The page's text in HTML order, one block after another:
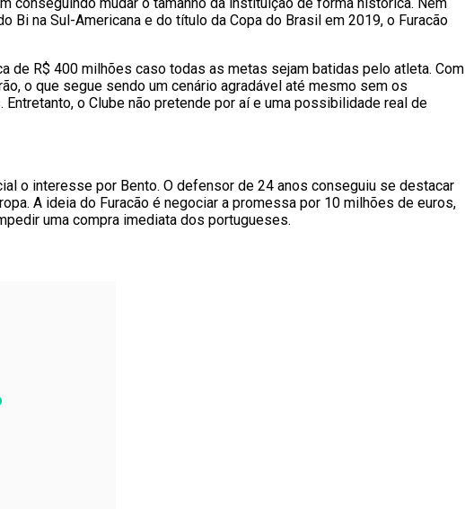
conseguindo mudar o tamanho da instituição de forma histórica. Nem
Bi na Sul-Americana e do título da Copa do Brasil em 2019, o Furacão
de R$ 400 milhões caso todas as metas sejam batidas pelo atleta. Com
o que segue sendo um cenário agradável até mesmo sem os
o Clube não pretende por aí e uma possibilidade real de
o interesse por Bento. O defensor de 24 anos conseguiu se destacar
A ideia do Furacão é negociar a promessa por 10 milhões de euros,
uma compra imediata dos portugueses.